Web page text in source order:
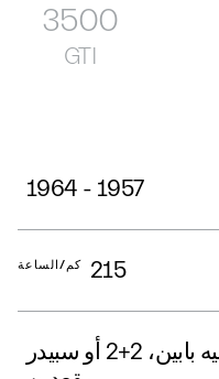
3500
GTI
1957 - 1964
215 كم/الساعة
كوبيه بابين، 2+2 أو سبيدر